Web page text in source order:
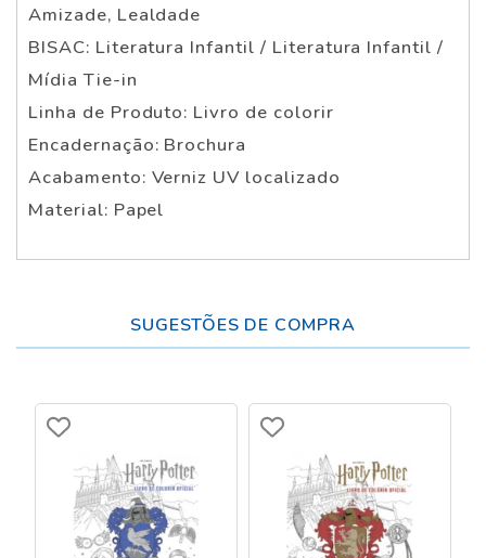
Amizade, Lealdade
BISAC: Literatura Infantil / Literatura Infantil /
Mídia Tie-in
Linha de Produto: Livro de colorir
Encadernação: Brochura
Acabamento: Verniz UV localizado
Material: Papel
SUGESTÕES DE COMPRA